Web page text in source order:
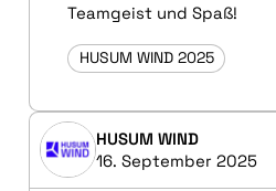
Teamgeist und Spaß!
HUSUM WIND 2025
HUSUM WIND
16. September 2025